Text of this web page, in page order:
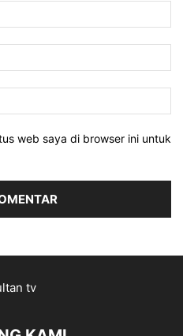
web saya di browser ini untuk